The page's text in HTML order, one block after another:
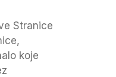
Stranice
koje